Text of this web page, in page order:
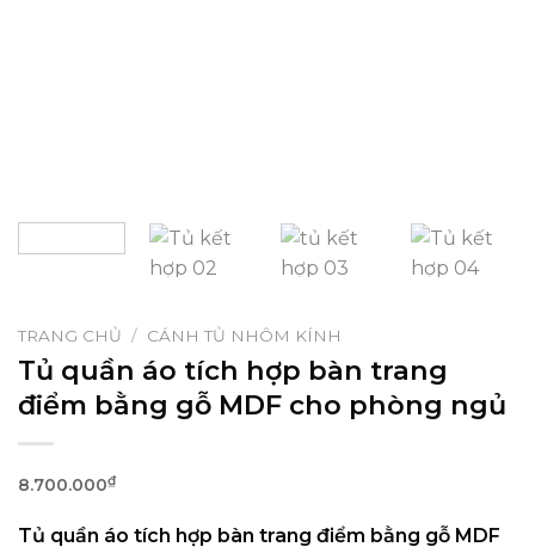
TRANG CHỦ / CÁNH TỦ NHÔM KÍNH
Tủ quần áo tích hợp bàn trang
điểm bằng gỗ MDF cho phòng ngủ
8.700.000₫
Tủ quần áo tích hợp bàn trang điểm bằng gỗ MDF